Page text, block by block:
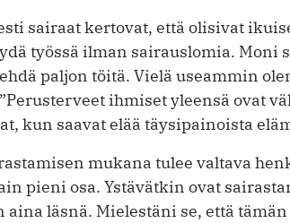
sairaat kertovat, että olisivat
työssä ilman sairauslomia. Moni
paljon töitä. Vielä useammin
ihmiset yleensä ovat
kun saavat elää täysipainoista
mukana tulee valtava
pieni osa. Ystävätkin ovat
aina läsnä. Mielestäni se, että